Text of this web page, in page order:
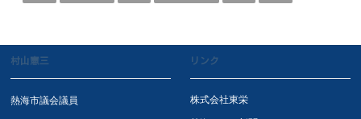
村山憲三
熱海市議会議員
リンク
株式会社東栄